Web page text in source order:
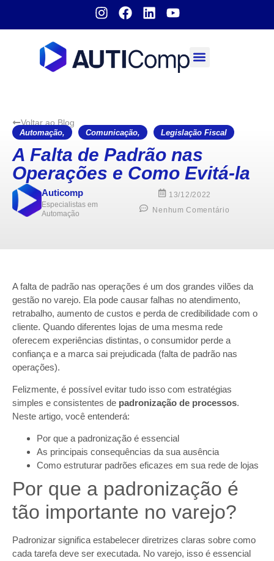
Voltar ao Blog
Automação, Comunicação, Legislação Fiscal
A Falta de Padrão nas
Operações e Como Evitá-la
Auticomp
Especialistas em
Automação
13/12/2022
Nenhum Comentário
A falta de padrão nas operações é um dos grandes vilões da
gestão no varejo. Ela pode causar falhas no atendimento,
retrabalho, aumento de custos e perda de credibilidade com o
cliente. Quando diferentes lojas de uma mesma rede
oferecem experiências distintas, o consumidor perde a
confiança e a marca sai prejudicada (falta de padrão nas
operações).
Felizmente, é possível evitar tudo isso com estratégias
simples e consistentes de padronização de processos.
Neste artigo, você entenderá:
Por que a padronização é essencial
As principais consequências da sua ausência
Como estruturar padrões eficazes em sua rede de lojas
Por que a padronização é
tão importante no varejo?
Padronizar significa estabelecer diretrizes claras sobre como
cada tarefa deve ser executada. No varejo, isso é essencial